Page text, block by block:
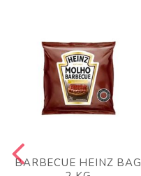
BARBECUE HEINZ BAG